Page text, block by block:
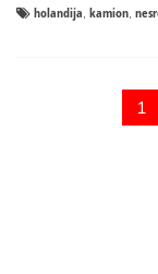
holandija kamion
1